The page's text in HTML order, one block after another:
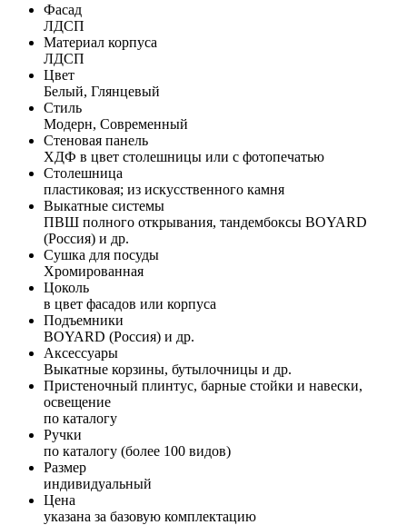
Фасад
ЛДСП
Материал корпуса
ЛДСП
Цвет
Белый, Глянцевый
Стиль
Модерн, Современный
Стеновая панель
ХДФ в цвет столешницы или с фотопечатью
Столешница
пластиковая; из искусственного камня
Выкатные системы
ПВШ полного открывания, тандембоксы BOYARD
(Россия) и др.
Сушка для посуды
Хромированная
Цоколь
в цвет фасадов или корпуса
Подъемники
BOYARD (Россия) и др.
Аксессуары
Выкатные корзины, бутылочницы и др.
Пристеночный плинтус, барные стойки и навески,
освещение
по каталогу
Ручки
по каталогу (более 100 видов)
Размер
индивидуальный
Цена
указана за базовую комплектацию